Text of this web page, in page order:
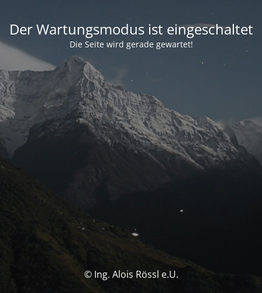
Der Wartungsmodus ist eingeschaltet
Die Seite wird gerade gewartet!
© Ing. Alois Rössl e.U.